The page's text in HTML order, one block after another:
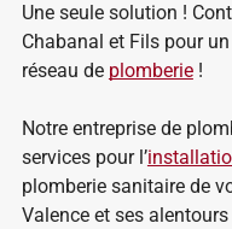
Une seule solution !
Chabanal et Fils pour un
réseau de plomberie !
Notre entreprise de
services pour l’
plomberie sanitaire de
Valence et ses alentours